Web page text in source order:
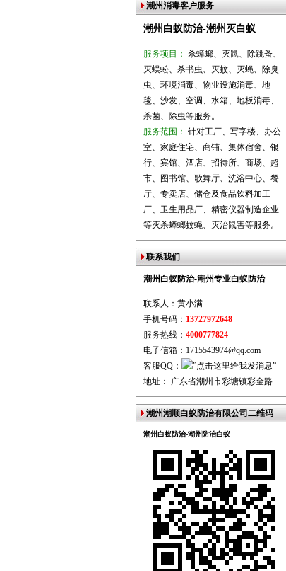
潮州消毒客户服务
潮州白蚁防治-潮州灭白蚁
服务项目： 杀蟑螂、灭鼠、除跳蚤、
灭蜈蚣、杀书虫、灭蚊、灭蝇、除臭
虫、环境消毒、物业设施消毒、地
毯、沙发、空调、水箱、地板消毒、
杀菌、除虫等服务。
服务范围： 针对工厂、写字楼、办公
室、家庭住宅、商铺、集体宿舍、银
行、宾馆、酒店、招待所、商场、超
市、图书馆、歌舞厅、洗浴中心、餐
厅、专卖店、储仓及食品饮料加工
厂、卫生用品厂、精密仪器制造企业
等灭杀蟑螂蚊蝇、灭治鼠害等服务。
联系我们
潮州白蚁防治-潮州专业白蚁防治
联系人：黄小满
手机号码： 13727972648
服务热线： 4000777824
电子信箱：1715543974@qq.com
客服QQ：
地址： 广东省潮州市彩塘镇彩金路
潮州潮顺白蚁防治有限公司二维码
潮州白蚁防治-潮州防治白蚁